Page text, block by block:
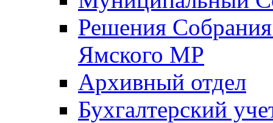
Решения
Ямского МР
Архивный отдел
Бухгалтерский